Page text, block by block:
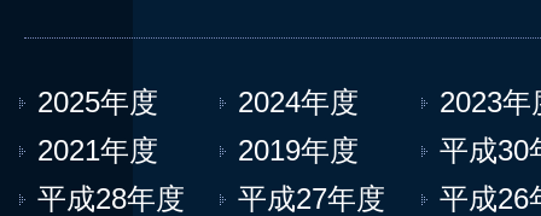
2025年度 2024年度
2023年
2021年度
2019年度
平成30
平成28年度
平成27年度
平成26